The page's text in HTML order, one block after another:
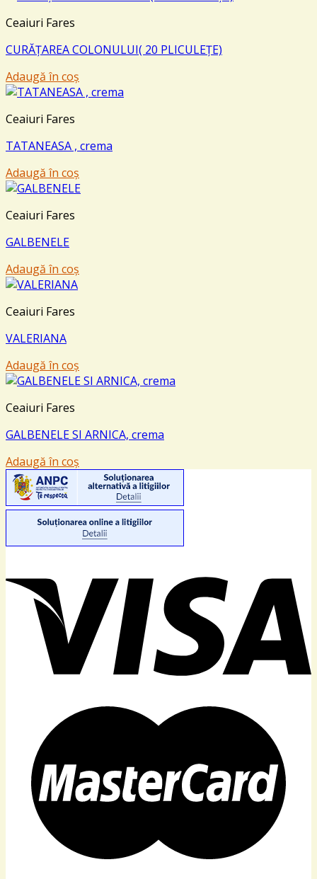
Ceaiuri Fares
CURĂȚAREA COLONULUI( 20 PLICULEȚE)
Adaugă în coș
Ceaiuri Fares
TATANEASA , crema
Adaugă în coș
Ceaiuri Fares
GALBENELE
Adaugă în coș
Ceaiuri Fares
VALERIANA
Adaugă în coș
Ceaiuri Fares
GALBENELE SI ARNICA, crema
Adaugă în coș